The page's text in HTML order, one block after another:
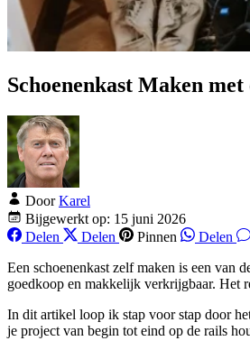
Schoenenkast Maken
DoorKarel
Bijgewerkt op: 15 juni 2026
Delen
Delen Pinnen Delen
Een schoenenkast zelf maken is een van
goedkoop en makkelijk verkrijgbaar. Het
In dit artikel loop ik stap voor stap door
je project van begin tot eind op de rails